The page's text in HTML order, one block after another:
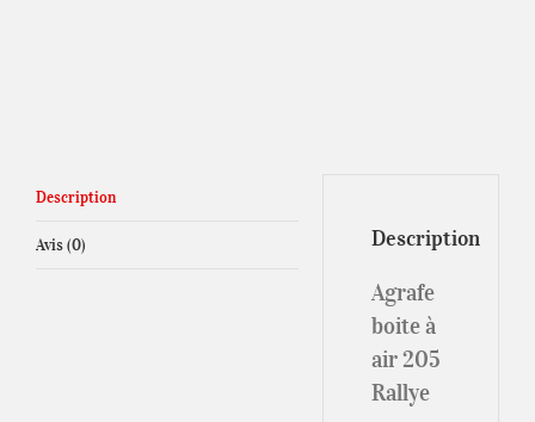
Description
Avis (0) Description
Agrafe
boite à
air 205
Rallye